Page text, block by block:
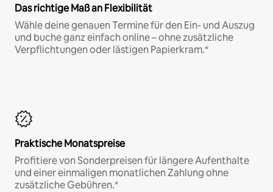
Das richtige Maß an Flexibilität
Wähle deine genauen Termine für den Ein- und Auszug
und buche ganz einfach online – ohne zusätzliche
Verpflichtungen oder lästigen Papierkram.*
Praktische Monatspreise
Profitiere von Sonderpreisen für längere Aufenthalte
und einer einmaligen monatlichen Zahlung ohne
zusätzliche Gebühren.*